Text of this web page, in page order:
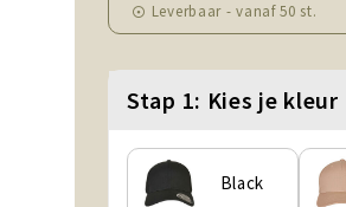
Leverbaar -vanaf50 st.
Stap 1: Kies je kleur
Black